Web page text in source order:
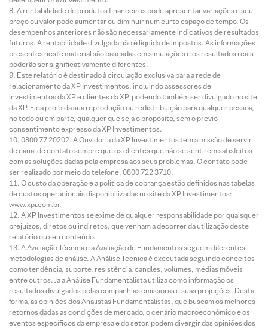
A rentabilidade de produtos financeiros pode apresentar variações e seu
preço ou valor pode aumentar ou diminuir num curto espaço de tempo. Os
desempenhos anteriores não são necessariamente indicativos de resultados
futuros. A rentabilidade divulgada não é líquida de impostos. As informações
presentes neste material são baseadas em simulações e os resultados reais
poderão ser significativamente diferentes.
Este relatório é destinado à circulação exclusiva para a rede de
relacionamento da XP Investimentos, incluindo assessores de
investimentos da XP e clientes da XP, podendo também ser divulgado no site
da XP. Fica proibida sua reprodução ou redistribuição para qualquer pessoa,
no todo ou em parte, qualquer que seja o propósito, sem o prévio
consentimento expresso da XP Investimentos.
0800 77 20202. A Ouvidoria da XP Investimentos tem a missão de servir
de canal de contato sempre que os clientes que não se sentirem satisfeitos
com as soluções dadas pela empresa aos seus problemas. O contato pode
ser realizado por meio do telefone: 0800 722 3710.
O custo da operação e a política de cobrança estão definidos nas tabelas
de custos operacionais disponibilizadas no site da XP Investimentos:
www.xpi.com.br.
A XP Investimentos se exime de qualquer responsabilidade por quaisquer
prejuízos, diretos ou indiretos, que venham a decorrer da utilização deste
relatório ou seu conteúdo.
A Avaliação Técnica e a Avaliação de Fundamentos seguem diferentes
metodologias de análise. A Análise Técnica é executada seguindo conceitos
como tendência, suporte, resistência, candles, volumes, médias móveis
entre outros. Já a Análise Fundamentalista utiliza como informação os
resultados divulgados pelas companhias emissoras e suas projeções. Desta
forma, as opiniões dos Analistas Fundamentalistas, que buscam os melhores
retornos dadas as condições de mercado, o cenário macroeconômico e os
eventos específicos da empresa e do setor, podem divergir das opiniões dos